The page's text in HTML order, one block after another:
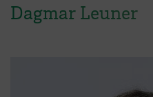
Dagmar Leuner